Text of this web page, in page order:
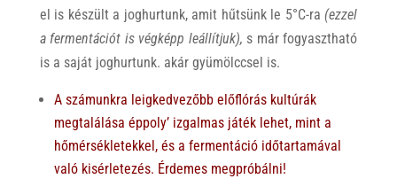
el is készült a joghurtunk, amit hűtsünk le 5°C-ra (ezzel
a fermentációt is végképp leállítjuk), s már fogyasztható
is a saját joghurtunk. akár gyümölccsel is.
A számunkra leigkedvezőbb előflórás kultúrák
megtalálása éppoly’ izgalmas játék lehet, mint a
hőmérsékletekkel, és a fermentáció időtartamával
való kisérletezés. Érdemes megpróbálni!